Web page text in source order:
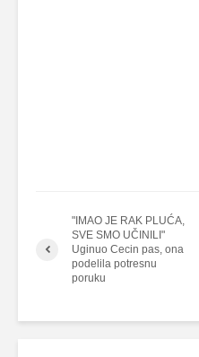
"IMAO JE RAK PLUĆA,
SVE SMO UČINILI"
Uginuo Cecin pas, ona
podelila potresnu
poruku